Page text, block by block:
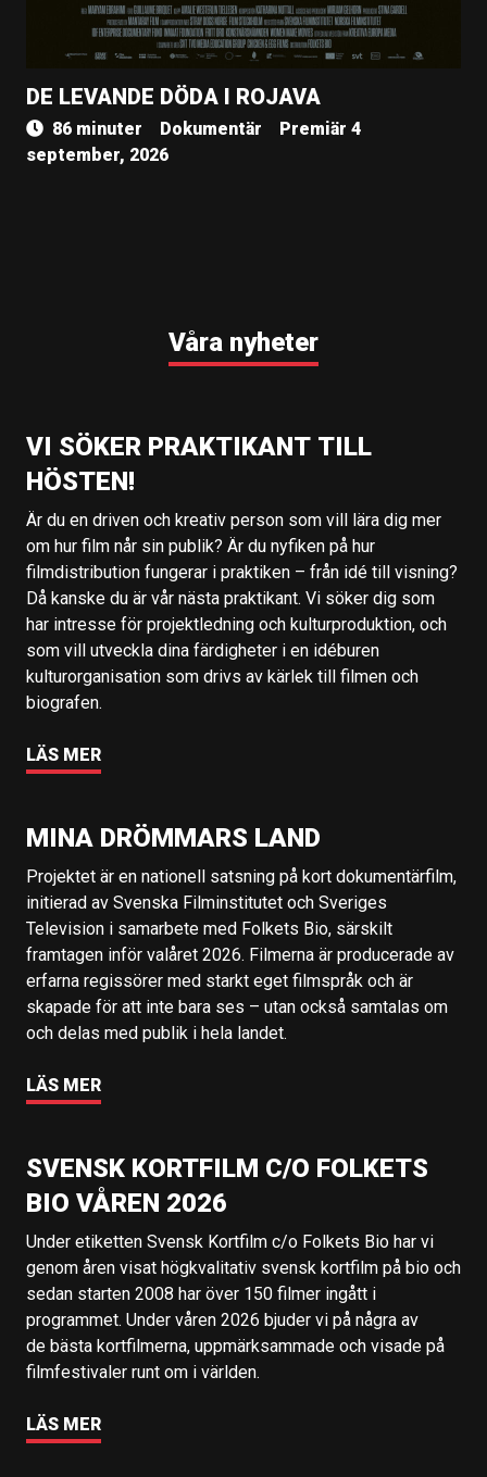
DE LEVANDE DÖDA I ROJAVA
86 minuter Dokumentär
Premiär 4
september, 2026
Våra nyheter
VI SÖKER PRAKTIKANT TILL
HÖSTEN!
Är du en driven och kreativ person som vill lära dig mer
om hur film når sin publik? Är du nyfiken på hur
filmdistribution fungerar i praktiken – från idé till visning?
Då kanske du är vår nästa praktikant. Vi söker dig som
har intresse för projektledning och kulturproduktion, och
som vill utveckla dina färdigheter i en idéburen
kulturorganisation som drivs av kärlek till filmen och
biografen.
LÄS MER
MINA DRÖMMARS LAND
Projektet är en nationell satsning på kort dokumentärfilm,
initierad av Svenska Filminstitutet och Sveriges
Television i samarbete med Folkets Bio, särskilt
framtagen inför valåret 2026. Filmerna är producerade av
erfarna regissörer med starkt eget filmspråk och är
skapade för att inte bara ses – utan också samtalas om
och delas med publik i hela landet.
LÄS MER
SVENSK KORTFILM C/O FOLKETS
BIO VÅREN 2026
Under etiketten Svensk Kortfilm c/o Folkets Bio har vi
genom åren visat högkvalitativ svensk kortfilm på bio och
sedan starten 2008 har över 150 filmer ingått i
programmet. Under våren 2026 bjuder vi på några av
de bästa kortfilmerna, uppmärksammade och visade på
filmfestivaler runt om i världen.
LÄS MER